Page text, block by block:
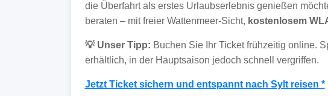
die Überfahrt als erstes Urlaubserlebnis genießen
beraten – mit freier Wattenmeer-Sicht, kostenlosem
💡 Unser Tipp: Buchen Sie Ihr Ticket frühzeitig online.
erhältlich, in der Hauptsaison jedoch schnell vergriffen.
Jetzt Ticket sichern und entspannt nach Sylt reisen *